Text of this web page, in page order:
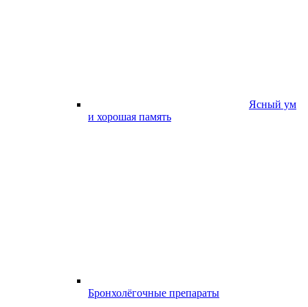
Ясный ум
и хорошая память
Бронхолёгочные препараты